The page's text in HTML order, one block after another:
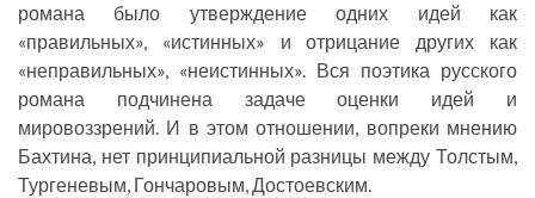
романа было утверждение одних идей как
«правильных», «истинных» и отрицание других как
«неправильных», «неистинных». Вся поэтика русского
романа подчинена задаче оценки идей и
мировоззрений. И в этом отношении, вопреки мнению
Бахтина, нет принципиальной разницы между Толстым,
Тургеневым, Гончаровым, Достоевским.